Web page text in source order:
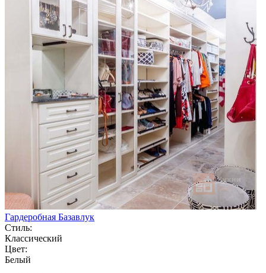
Гардеробная Базавлук
Стиль:
Классический
Цвет:
Белый